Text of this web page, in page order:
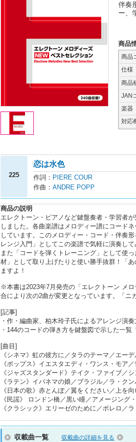
伴奏
ー、
商品
商品
仕様
商品
JAN
楽器
対応
225
恋は水色
作詞： PIERE COUR
作曲： ANDRE POPP
商品の説明
エレクトーン・ピアノなど鍵盤奏者・学習者
しました。各曲楽譜はメロディー譜にコード
しています。このメロディー・コード・伴奏
レンジ入門」としてこの楽譜で気軽に演奏し
また「コードを弾くトレーニング」として使
材」として取り上げたりと使い勝手抜群！「
ますよ！
※本書は2023年7月発売の「エレクトーン メ
合により次の2曲が変更となっています。「
[記事]
・作・編曲家、柏木玲子氏によるアレンジ演
・144のコードの弾き方を鍵盤図で示した一
[曲目]
《シネマ》虹の彼方に／タラのテーマ／エー
《ポップス》イエスタエディ・ワンス・モア
《ジャズスタンダード》テイク・ファイブ／
《ラテン》イパネマの娘／ブラジル／ラ・ク
《日本の歌》赤とんぼ／翼をください／上を
《民謡》 ロンドン橋／黒い瞳／アメージング
《クラシック》エリーゼのために／ボレロ
収載曲一覧 収載曲の詳細を見る